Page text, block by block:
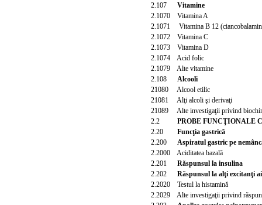
2.107 Vitamine
2.1070 Vitamina A
2.1071 Vitamina B 12
2.1072 Vitamina C
2.1073 Vitamina D
2.1074 Acid folic
2.1079 Alte vitamine
2.108 Alcooli
21080 Alcool etilic
21081 Alţi alcoli şi derivaţi
21089 Alte investigaţii privind
2.2 PROBE FUNCŢIONALE
2.20 Funcţia gastrică
2.200 Aspiratul gastric pe
2.2000 Aciditatea bazală
2.201
Răspunsul la insulina
2.202 Răspunsul la alţi excitanţi
2.2020 Testul la histamină
2.2029 Alte investigaţii privind